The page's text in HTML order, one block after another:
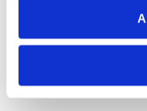
Plus sûr, plus